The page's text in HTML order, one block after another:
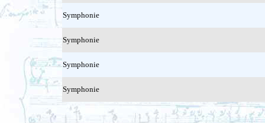
Symphonie
Symphonie
Symphonie
Symphonie